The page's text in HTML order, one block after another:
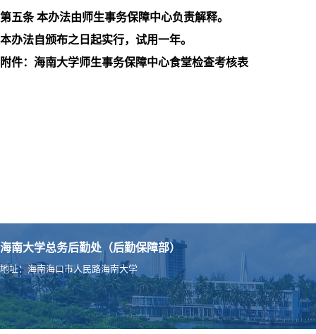
第五条 本办法由师生事务保障中心负责解释。
本办法自颁布之日起实行，试用一年。
附件：海南大学师生事务保障中心食堂检查考核表
海南大学总务后勤处（后勤保障部）
地址：海南海口市人民路海南大学